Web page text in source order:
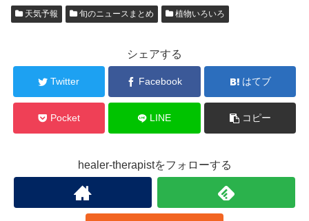
天気予報 旬のニュースまとめ 植物いろいろ
シェアする
Twitter Facebook はてブ
Pocket LINE コピー
healer-therapistをフォローする